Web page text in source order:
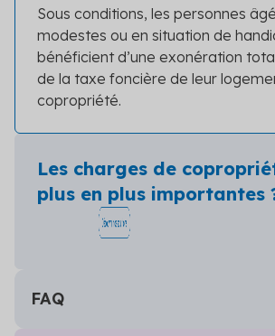
Sous conditions, les personnes
modestes ou en situation de
bénéficient d’une exonération
de la taxe foncière de leur
copropriété.
Les charges de
plus en plus importantes
FAQ
Faut-il payer une taxe